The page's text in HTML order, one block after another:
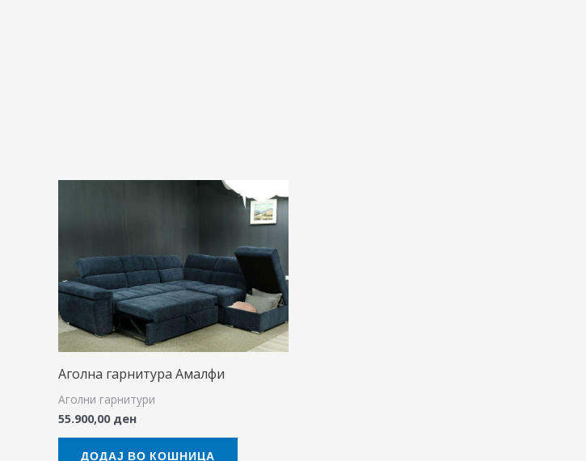
Аголна гарнитура Амалфи
Аголни гарнитури
55.900,00 ден
ДОДАЈ ВО КОШНИЦА